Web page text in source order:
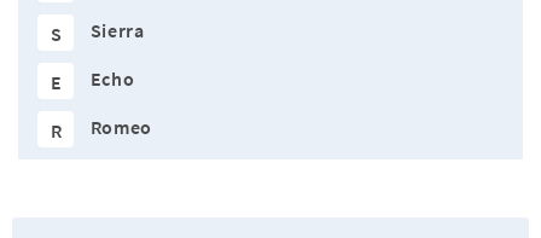
S Sierra
E Echo
R Romeo